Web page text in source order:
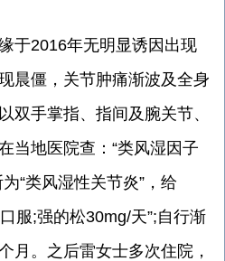
于2016年无明显诱因出现
晨僵，关节肿痛渐波及全身
双手掌指、指间及腕关节、
当地医院查：“类风湿因子
“类风湿性关节炎”，给
服;强的松30mg/天”;自行渐
月。之后雷女士多次住院，